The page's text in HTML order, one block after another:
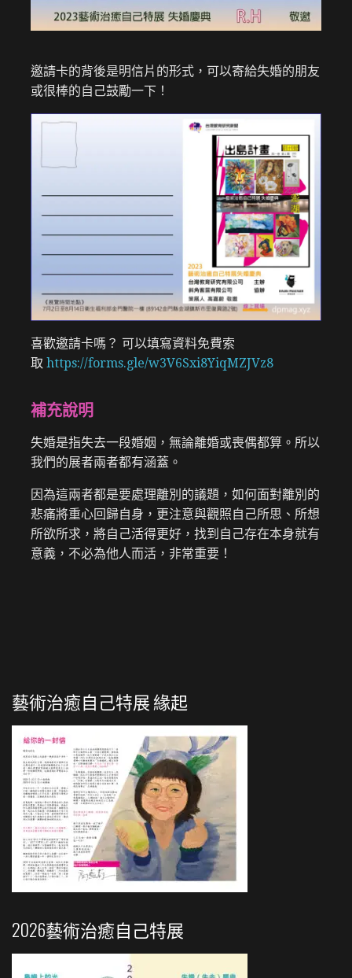
邀請卡的背後是明信片的形式，可以寄給失婚的朋友
或很棒的自己鼓勵一下！
喜歡邀請卡嗎？ 可以填寫資料免費索
取 https://forms.gle/w3V6Sxi8YiqMZJVz8
補充說明
失婚是指失去一段婚姻，無論離婚或喪偶都算。所以
我們的展者兩者都有涵蓋。
因為這兩者都是要處理離別的議題，如何面對離別的
悲痛將重心回歸自身，更注意與觀照自己所思、所想
所欲所求，將自己活得更好，找到自己存在本身就有
意義，不必為他人而活，非常重要！
藝術治癒自己特展 緣起
2026藝術治癒自己特展